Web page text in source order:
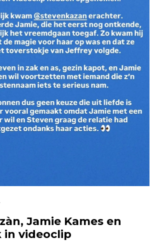
Jamie Kames en
in videoclip